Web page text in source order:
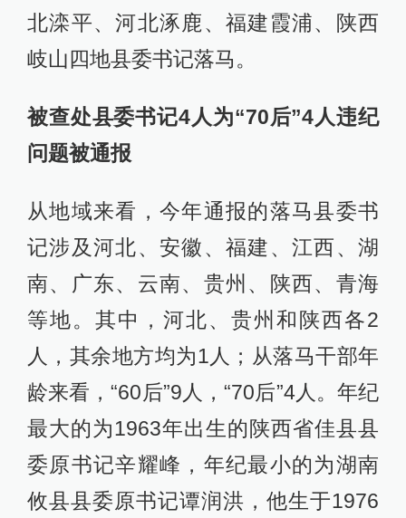
北滦平、河北涿鹿、福建霞浦、陕西
岐山四地县委书记落马。
被查处县委书记4人为“70后”4人违纪
问题被通报
从地域来看，今年通报的落马县委书
记涉及河北、安徽、福建、江西、湖
南、广东、云南、贵州、陕西、青海
等地。其中，河北、贵州和陕西各2
人，其余地方均为1人；从落马干部年
龄来看，“60后”9人，“70后”4人。年纪
最大的为1963年出生的陕西省佳县县
委原书记辛耀峰，年纪最小的为湖南
攸县县委原书记谭润洪，他生于1976